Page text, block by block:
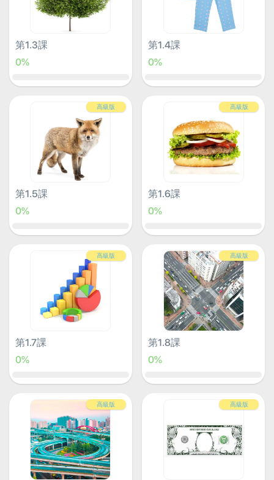
第1.3課
0%
第1.4課
0%
高級版
第1.5課
0%
高級版
第1.6課
0%
高級版
第1.7課
0%
高級版
第1.8課
0%
高級版 高級版